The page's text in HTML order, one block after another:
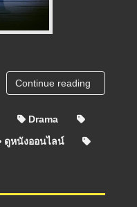
Continue reading
Drama
ดูหนังออนไลน์